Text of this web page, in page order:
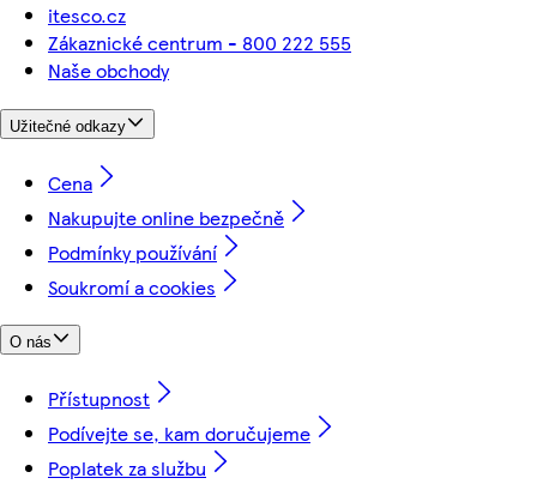
itesco.cz
Zákaznické centrum - 800 222 555
Naše obchody
Užitečné odkazy
Cena
Nakupujte online bezpečně
Podmínky používání
Soukromí a cookies
O nás
Přístupnost
Podívejte se, kam doručujeme
Poplatek za službu